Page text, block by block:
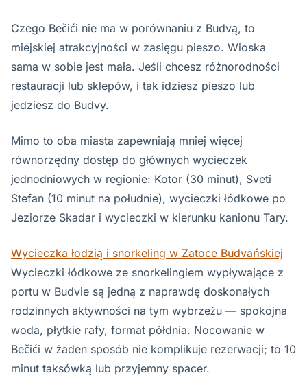
Czego Bečići nie ma w porównaniu z Budvą, to
miejskiej atrakcyjności w zasięgu pieszo. Wioska
sama w sobie jest mała. Jeśli chcesz różnorodności
restauracji lub sklepów, i tak idziesz pieszo lub
jedziesz do Budvy.
Mimo to oba miasta zapewniają mniej więcej
równorzędny dostęp do głównych wycieczek
jednodniowych w regionie: Kotor (30 minut), Sveti
Stefan (10 minut na południe), wycieczki łódkowe po
Jeziorze Skadar i wycieczki w kierunku kanionu Tary.
Wycieczka łodzią i snorkeling w Zatoce Budvańskiej
Wycieczki łódkowe ze snorkelingiem wypływające z
portu w Budvie są jedną z naprawdę doskonałych
rodzinnych aktywności na tym wybrzeżu — spokojna
woda, płytkie rafy, format półdnia. Nocowanie w
Bečići w żaden sposób nie komplikuje rezerwacji; to 10
minut taksówką lub przyjemny spacer.